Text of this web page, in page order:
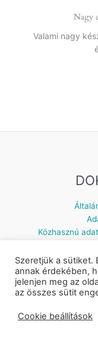
Nagy
Valami nagy
Közhasznú
Készítette: © 2026
Szeretjük a sütiket.
annak érdekében,
jelenjen meg az
az összes sütit
Cookie beállítások